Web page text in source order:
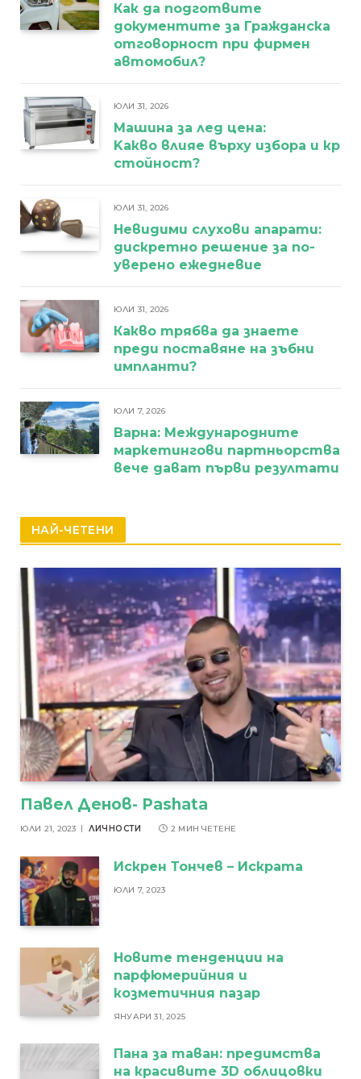
Как да подготвите
документите за Гражданска
отговорност при фирмен
автомобил?
ЮЛИ 31, 2026
Машина за лед цена:
Kакво влияе върху избора и
стойност?
ЮЛИ 31, 2026
Невидими слухови апарати:
дискретно решение за по-
уверено ежедневие
ЮЛИ 31, 2026
Какво трябва да знаете
преди поставяне на зъбни
импланти?
ЮЛИ 7, 2026
Варна: Международните
маркетингови партньорства
вече дават първи резултати
НАЙ-ЧЕТЕНИ
Павел Денов- Pashata
ЮЛИ 21, 2023 ЛИЧНОСТИ 2 МИН ЧЕТЕНЕ
Искрен Тончев – Искрата
ЮЛИ 7, 2023
Новите тенденции на
парфюмерийния и
козметичния пазар
ЯНУАРИ 31, 2025
Пана за таван: предимства
на красивите 3D облицовки